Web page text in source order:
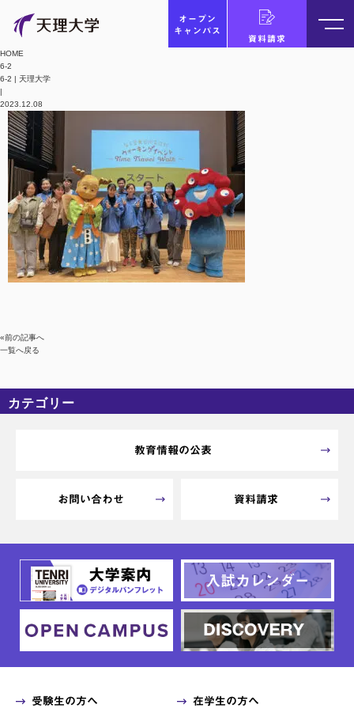
オープン
キャンパス
資料請求
HOME
6-2
6-2 | 天理大学
|
2023.12.08
«前の記事へ
一覧へ戻る
カテゴリー
教育情報の公表
お問い合わせ 資料請求
受験生の方へ 在学生の方へ